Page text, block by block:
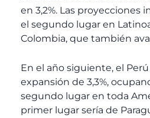
en 3,2%. Las proyecciones
el segundo lugar en
Colombia, que también
En el año siguiente, el
expansión de 3,3%,
segundo lugar en toda
primer lugar sería de